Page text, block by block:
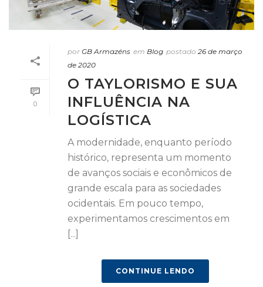
0
por GB Armazéns em Blog postado 26 de março
de 2020
O TAYLORISMO E SUA
INFLUÊNCIA NA
LOGÍSTICA
A modernidade, enquanto período
histórico, representa um momento
de avanços sociais e econômicos de
grande escala para as sociedades
ocidentais. Em pouco tempo,
experimentamos crescimentos em
[...]
CONTINUE LENDO